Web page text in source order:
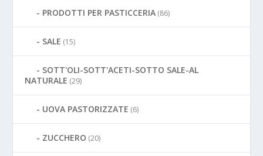
PRODOTTI PER PASTICCERIA (86)
SALE (15)
SOTT'OLI-SOTT'ACETI-SOTTO SALE-AL
NATURALE (29)
UOVA PASTORIZZATE (6)
ZUCCHERO (20)